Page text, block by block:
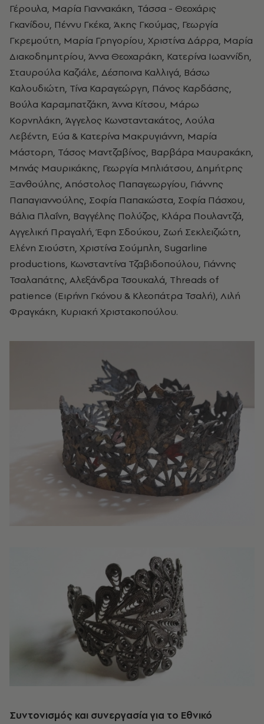
Γέρουλα, Μαρία Γιαννακάκη, Τάσσα - Θεοχάρις
Γκανίδου, Πέννυ Γκέκα, Άκης Γκούμας, Γεωργία
Γκρεμούτη, Μαρία Γρηγορίου, Χριστίνα Δάρρα, Μαρία
Διακοδημητρίου, Άννα Θεοχαράκη, Κατερίνα Ιωαννίδη,
Σταυρούλα Καζιάλε, Δέσποινα Καλλιγά, Βάσω
Καλουδιώτη, Τίνα Καραγεώργη, Πάνος Καρδάσης,
Βούλα Καραμπατζάκη, Άννα Κίτσου, Μάρω
Κορνηλάκη, Άγγελος Κωνσταντακάτος, Λούλα
Λεβέντη, Εύα & Κατερίνα Μακρυγιάννη, Μαρία
Μάστορη, Τάσος Μαντζαβίνος, Βαρβάρα Μαυρακάκη,
Μηνάς Μαυρικάκης, Γεωργία Μπλιάτσου, Δημήτρης
Ξανθούλης, Απόστολος Παπαγεωργίου, Γιάννης
Παπαγιαννούλης, Σοφία Παπακώστα, Σοφία Πάσχου,
Βάλια Πλαΐνη, Βαγγέλης Πολύζος, Κλάρα Πουλαντζά,
Αγγελική Πραγαλή, Έφη Σδούκου, Ζωή Σεκλειζιώτη,
Ελένη Σιούστη, Χριστίνα Σούμπλη, Sugarline
productions, Κωνσταντίνα Τζαβιδοπούλου, Γιάννης
Τσαλαπάτης, Αλεξάνδρα Τσουκαλά, Threads of
patience (Ειρήνη Γκόνου & Κλεοπάτρα Τσαλή), Λιλή
Φραγκάκη, Κυριακή Χριστακοπούλου.
Συντονισμός και συνεργασία για το Εθνικό